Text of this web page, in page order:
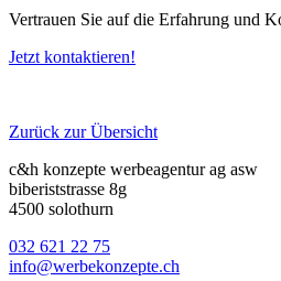
Vertrauen Sie auf die Erfahrung und
Jetzt kontaktieren!
Zurück zur Übersicht
c&h konzepte werbeagentur ag asw
biberiststrasse 8g
4500 solothurn
032 621 22 75
info@werbekonzepte.ch